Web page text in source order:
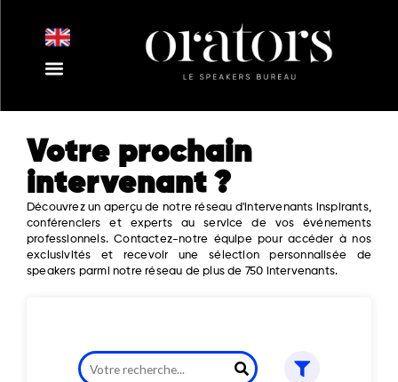
Votre prochain
intervenant ?
Découvrez un aperçu de notre réseau d'intervenants inspirants,
conférenciers et experts au service de vos événements
professionnels. Contactez-notre équipe pour accéder à nos
exclusivités et recevoir une sélection personnalisée de
speakers parmi notre réseau de plus de 750 intervenants.